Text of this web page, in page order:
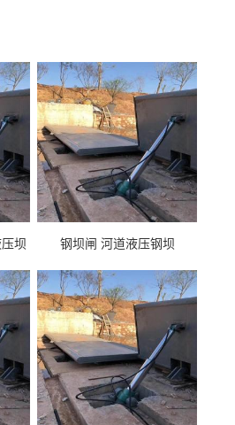
坝
钢坝闸 河道液压钢坝